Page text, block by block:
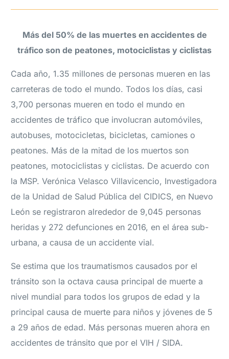
Más del 50% de las muertes en accidentes de
tráfico son de peatones, motociclistas y ciclistas
Cada año, 1.35 millones de personas mueren en las
carreteras de todo el mundo. Todos los días, casi
3,700 personas mueren en todo el mundo en
accidentes de tráfico que involucran automóviles,
autobuses, motocicletas, bicicletas, camiones o
peatones. Más de la mitad de los muertos son
peatones, motociclistas y ciclistas. De acuerdo con
la MSP. Verónica Velasco Villavicencio, Investigadora
de la Unidad de Salud Pública del CIDICS, en Nuevo
León se registraron alrededor de 9,045 personas
heridas y 272 defunciones en 2016, en el área sub-
urbana, a causa de un accidente vial.
Se estima que los traumatismos causados por el
tránsito son la octava causa principal de muerte a
nivel mundial para todos los grupos de edad y la
principal causa de muerte para niños y jóvenes de 5
a 29 años de edad. Más personas mueren ahora en
accidentes de tránsito que por el VIH / SIDA.